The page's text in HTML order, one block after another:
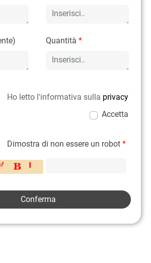
Quantità*
Ho letto l'informativa sulla privacy
Accetta
Dimostra di non essere un robot *